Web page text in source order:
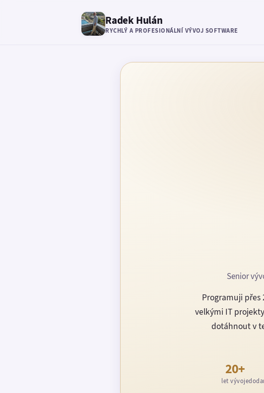
Radek Hulán
RYCHLÝ A PROFESIONÁLNÍ VÝVOJ SOFTWARE
Senior
Programuji přes
velkými IT
dotáhnout v
20+
let vývoje